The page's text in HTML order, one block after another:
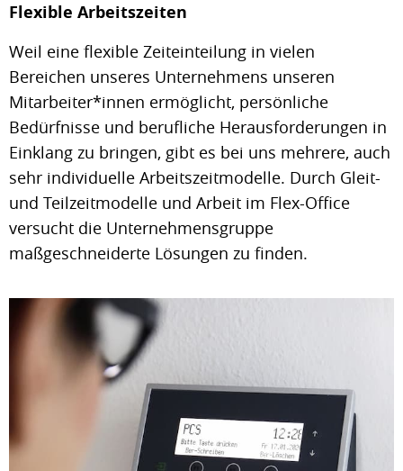
Flexible Arbeitszeiten
Weil eine flexible Zeiteinteilung in vielen
Bereichen unseres Unternehmens unseren
Mitarbeiter*innen ermöglicht, persönliche
Bedürfnisse und berufliche Herausforderungen in
Einklang zu bringen, gibt es bei uns mehrere, auch
sehr individuelle Arbeitszeitmodelle. Durch Gleit-
und Teilzeitmodelle und Arbeit im Flex-Office
versucht die Unternehmensgruppe
maßgeschneiderte Lösungen zu finden.